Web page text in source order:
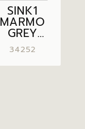
SINK1
MARMO
GREY
40×15
34252